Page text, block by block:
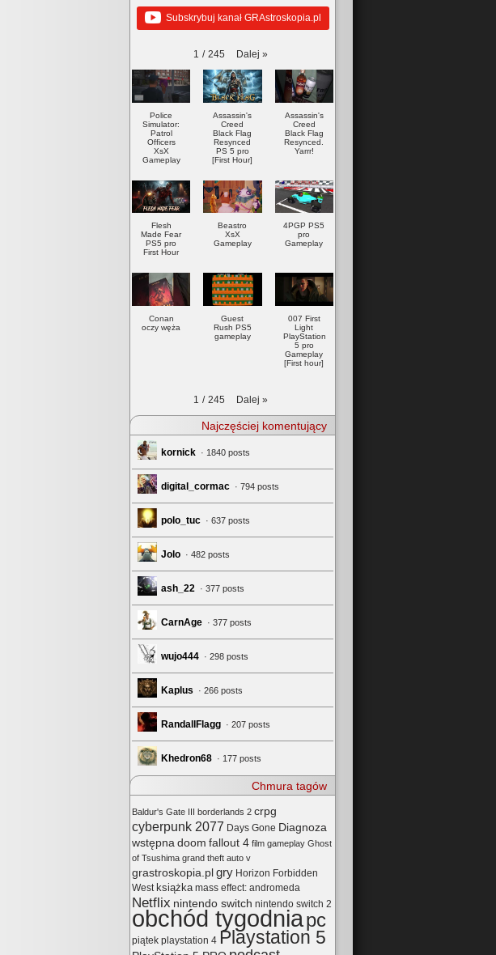
Subskrybuj kanał GRAstroskopia.pl
1 / 245 Dalej »
Police
Simulator:
Patrol
Officers
XsX
Gameplay
Assassin's
Creed
Black Flag
Resynced
PS 5 pro
[First Hour]
Assassin's
Creed
Black Flag
Resynced.
Yarrr!
Flesh
Made Fear
PS5 pro
First Hour
Beastro
XsX
Gameplay
4PGP PS5
pro
Gameplay
Conan
oczy węża
Guest
Rush PS5
gameplay
007 First
Light
PlayStation
5 pro
Gameplay
[First hour]
1 / 245 Dalej »
Najczęściej komentujący
kornick · 1840 posts
digital_cormac · 794 posts
polo_tuc · 637 posts
Jolo · 482 posts
ash_22 · 377 posts
CarnAge · 377 posts
wujo444 · 298 posts
Kaplus · 266 posts
RandallFlagg · 207 posts
Khedron68 · 177 posts
Chmura tagów
Baldur's Gate III borderlands 2 crpg
cyberpunk 2077 Days Gone Diagnoza
wstępnadoom fallout 4 film gameplay Ghost
of Tsushima grand theft auto v
grastroskopia.pl gry Horizon Forbidden
West książka mass effect: andromeda
Netflix nintendo switch nintendo switch 2
obchód tygodniapc
piątek playstation 4 Playstation 5